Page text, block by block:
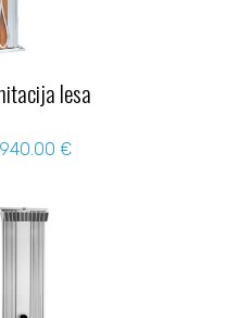
lesa
940.00 €